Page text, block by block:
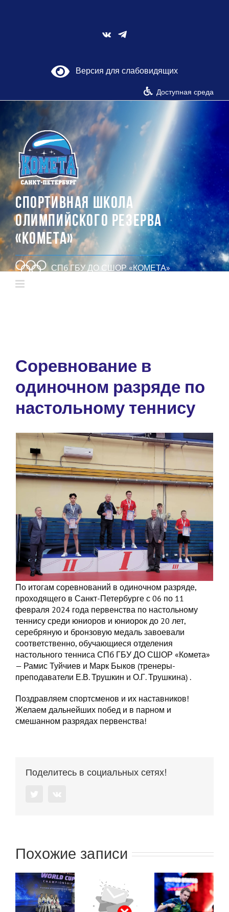
Vk
Версия для слабовидящих
Доступная среда
СПОРТИВНАЯ ШКОЛА
ОЛИМПИЙСКОГО РЕЗЕРВА
«КОМЕТА»
СПб ГБУ ДО СШОР «КОМЕТА»
Соревнование в
одиночном разряде по
настольному теннису
По итогам соревнований в одиночном разряде,
проходящего в Санкт-Петербурге с 06 по 11
февраля 2024 года первенства по настольному
теннису среди юниоров и юниорок до 20 лет,
серебряную и бронзовую медаль завоевали
соответственно, обучающиеся отделения
настольного тенниса СПб ГБУ ДО СШОР «Комета»
— Рамис Туйчиев и Марк Быков (тренеры-
преподаватели Е.В. Трушкин и О.Г. Трушкина) .
Поздравляем спортсменов и их наставников!
Желаем дальнейших побед и в парном и
смешанном разрядах первенства!
Поделитесь в социальных сетях!
Похожие записи